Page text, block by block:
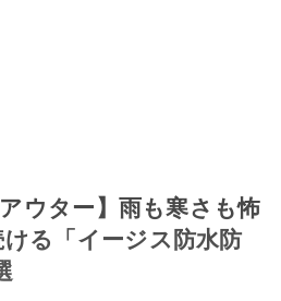
ウター】雨も寒さも怖
る「イージス防水防